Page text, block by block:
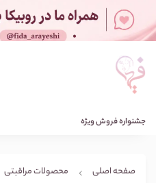
جشنواره فروش ویژه
صفحه اصلی محصولات مراقبتی